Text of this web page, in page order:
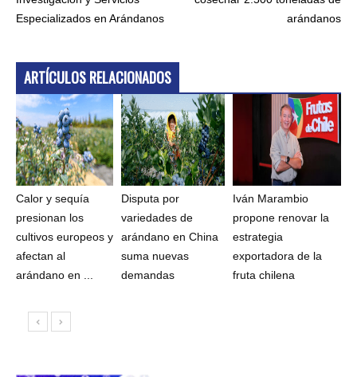
Especializados en Arándanos
arándanos
ARTÍCULOS RELACIONADOS
Calor y sequía
presionan los
cultivos europeos y
afectan al
arándano en ...
Disputa por
variedades de
arándano en China
suma nuevas
demandas
Iván Marambio
propone renovar la
estrategia
exportadora de la
fruta chilena